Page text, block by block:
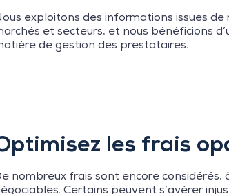
exploitons des informations issues de
et secteurs, et nous bénéficions
de gestion des prestataires.
les frais
nombreux frais sont encore considérés,
Certains peuvent s’avérer